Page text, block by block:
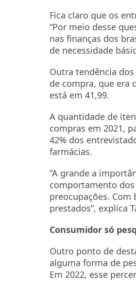
Fica claro que os
“Por meio desse
nas finanças dos
de necessidade
Outra tendência
de compra, que era
está em 41,99.
A quantidade de
compras em 2021,
42% dos
farmácias.
“A grande a
comportamento
preocupações. Com
prestados”, explica
Consumidor só
Outro ponto de
alguma forma de
Em 2022, esse